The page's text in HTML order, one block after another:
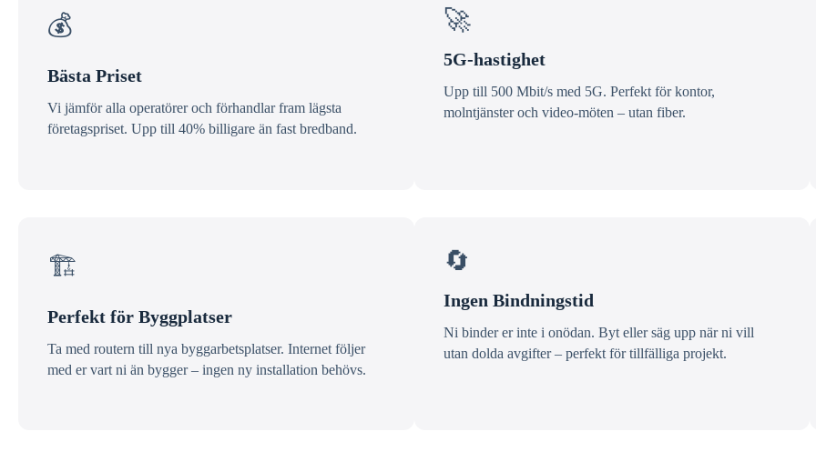
💰
Bästa Priset
Vi jämför alla operatörer och förhandlar fram lägsta
företagspriset. Upp till 40% billigare än fast bredband.
🚀
5G-hastighet
Upp till 500 Mbit/s med 5G. Perfekt för kontor,
molntjänster och video-möten – utan fiber.
🏗️
Perfekt för Byggplatser
Ta med routern till nya byggarbetsplatser. Internet följer
med er vart ni än bygger – ingen ny installation behövs.
🔄
Ingen Bindningstid
Ni binder er inte i onödan. Byt eller säg upp när ni vill
utan dolda avgifter – perfekt för tillfälliga projekt.